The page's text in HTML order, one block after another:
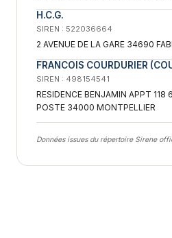
H.C.G.
SIREN : 522036664
2 AVENUE DE LA GARE 34690
FRANCOIS COURDURIER
SIREN : 498154541
RESIDENCE BENJAMIN APPT 118
POSTE 34000 MONTPELLIER
Données issues du répertoire Sirene